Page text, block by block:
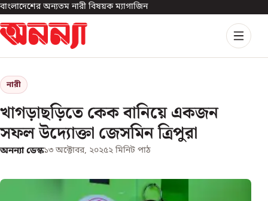
বাংলাদেশের অন্যতম নারী বিষয়ক ম্যাগাজিন
নারী
খাগড়াছড়িতে কেক বানিয়ে একজন
সফল উদ্যোক্তা জেসমিন ত্রিপুরা
অনন্যা ডেস্ক১৩ অক্টোবর, ২০২৫২ মিনিট পাঠ